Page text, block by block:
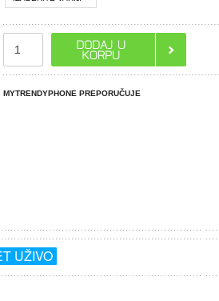
MYTRENDYPHONE PREPORUČUJE
UŽIVO